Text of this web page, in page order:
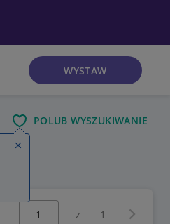
WYSTAW
POLUB WYSZUKIWANIE
Wybierz stronę:
z 1
Zamknij wskazówkę